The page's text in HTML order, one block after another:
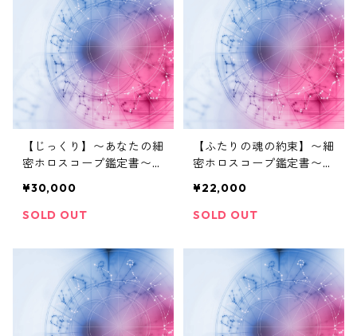
【じっくり】〜あなたの細
密ホロスコープ鑑定書〜
析と解説書（20,000文字
程度）
¥30,000
SOLD OUT
【ふたりの魂の約束】〜細
密ホロスコープ鑑定書〜
の繋がりがもたらすもの
¥22,000
SOLD OUT